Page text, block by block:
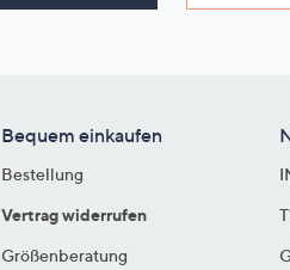
Bequem einkaufen
Bestellung
Vertrag widerrufen
Größenberatung